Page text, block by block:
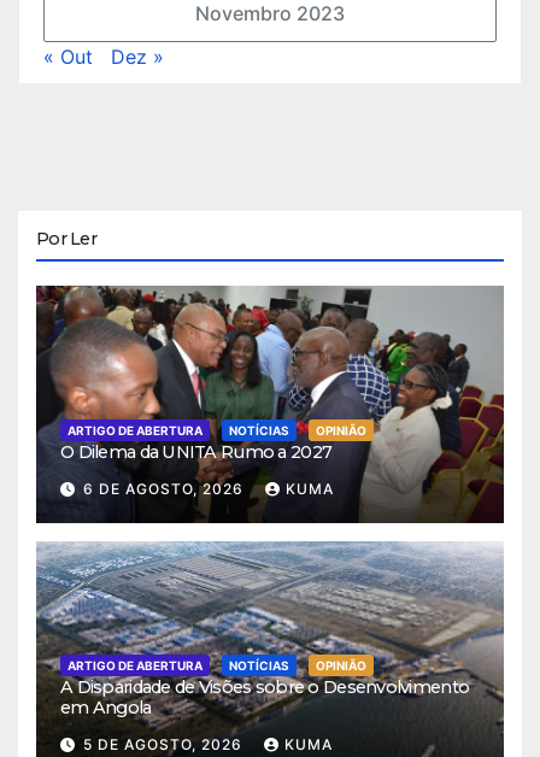
Novembro 2023
« Out Dez »
Por Ler
ARTIGO DE ABERTURA NOTÍCIAS OPINIÃO
O Dilema da UNITA Rumo a 2027
6 DE AGOSTO, 2026 KUMA
ARTIGO DE ABERTURA NOTÍCIAS OPINIÃO
A Disparidade de Visões sobre o Desenvolvimento
em Angola
5 DE AGOSTO, 2026 KUMA